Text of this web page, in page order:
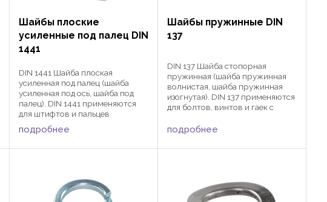
Шайбы плоские
усиленные под палец DIN
1441
DIN 1441 Шайба плоская
усиленная под палец (шайба
усиленная под ось, шайба под
палец). DIN 1441 применяются
для штифтов и пальцев
цилиндрических в различных
сферах машиностроения,
подробнее
Шайбы пружинные DIN
137
DIN 137 Шайба стопорная
пружинная (шайба пружинная
волнистая, шайба пружинная
изогнутая). DIN 137 применяются
для болтов, винтов и гаек с
различных сферах
машиностроения,
автомобилестроения и
подробнее